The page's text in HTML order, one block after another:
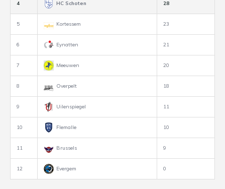
4 HC Schoten 28
5 Kortessem 23
6 Eynatten 21
7 Meeuwen 20
8 Overpelt 18
9 Uilenspiegel 11
10 Flemalle 10
11 Brussels 9
12 Evergem 0